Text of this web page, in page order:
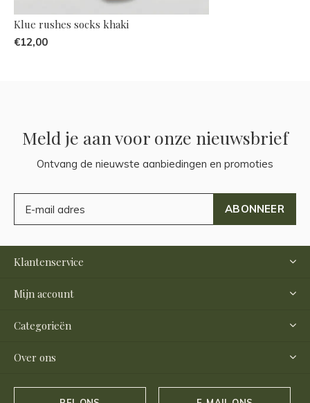
Klue rushes socks khaki
€12,00
Meld je aan voor onze nieuwsbrief
Ontvang de nieuwste aanbiedingen en promoties
ABONNEER
Klantenservice
Mijn account
Categorieën
Over ons